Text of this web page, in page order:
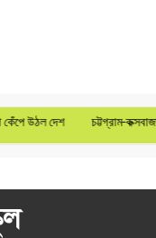
উঠল দেশ চট্টগ্রাম-